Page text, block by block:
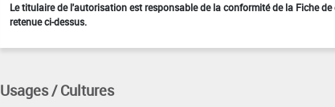
Le titulaire de l'autorisation est responsable de la conformité de la Fiche
retenue ci-dessus.
Usages / Cultures